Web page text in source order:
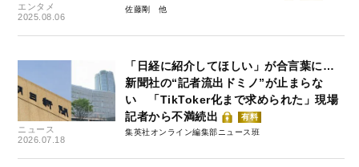
エンタメ
2025.08.06
佐藤剛
ニュース
2026.07.18
「日経に紹介してほしい」が合言葉に…
新聞社の“記者流出ドミノ”が止まらな
い 「TikToker化まで求められた」現場
記者から不満続出
有料
集英社オンライン編集部ニュース班